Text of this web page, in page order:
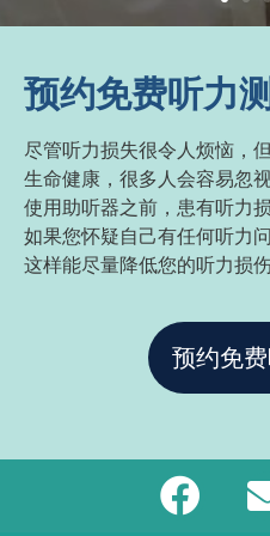
预约免费听力
尽管听力损失很令人烦恼，
生命健康，很多人会容易忽
使用助听器之前，患有听力
如果您怀疑自己有任何听力
这样能尽量降低您的听力损伤
预约免